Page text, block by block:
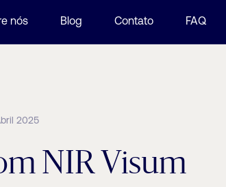
nós Blog Contato FAQ
2025
NIR Visum